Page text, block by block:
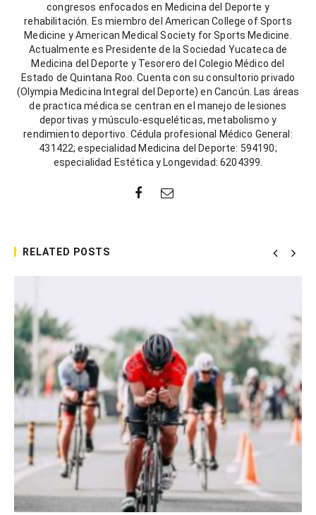
congresos enfocados en Medicina del Deporte y
rehabilitación. Es miembro del American College of Sports
Medicine y American Medical Society for Sports Medicine.
Actualmente es Presidente de la Sociedad Yucateca de
Medicina del Deporte y Tesorero del Colegio Médico del
Estado de Quintana Roo. Cuenta con su consultorio privado
(Olympia Medicina Integral del Deporte) en Cancún. Las áreas
de practica médica se centran en el manejo de lesiones
deportivas y músculo-esqueléticas, metabolismo y
rendimiento deportivo. Cédula profesional Médico General:
431422; especialidad Medicina del Deporte: 594190;
especialidad Estética y Longevidad: 6204399.
RELATED POSTS